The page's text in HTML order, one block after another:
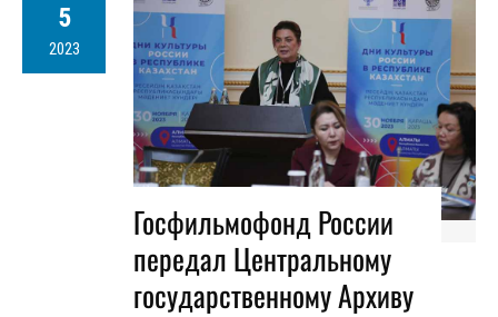
5
2023
Госфильмофонд России
передал Центральному
государственному Архиву